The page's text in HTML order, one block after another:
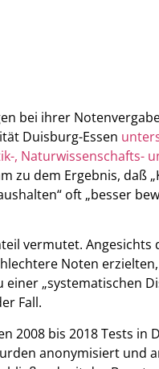
bei ihrer
Duisburg-Essen
, Naturwissenschafts-
zu dem Ergebnis, daß
oft „besser
vermutet. Angesichts
Noten
„systematischen
Fall.
2008 bis 2018 Tests in
anonymisiert und